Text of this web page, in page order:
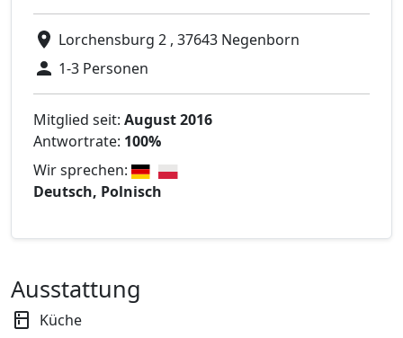
Lorchensburg 2 , 37643 Negenborn
1-3 Personen
Mitglied seit: August 2016
Antwortrate: 100%
Wir sprechen:
Deutsch, Polnisch
Ausstattung
Küche